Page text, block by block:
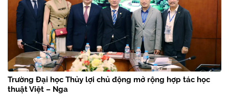
Trường Đại học Thủy lợi chủ động mở rộng hợp tác học
thuật Việt – Nga